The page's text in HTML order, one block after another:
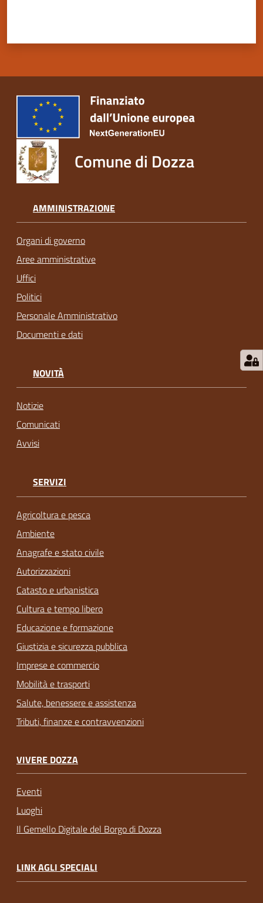
Comune di Dozza
AMMINISTRAZIONE
Organi di governo
Aree amministrative
Uffici
Politici
Personale Amministrativo
Documenti e dati
NOVITÀ
Notizie
Comunicati
Avvisi
SERVIZI
Agricoltura e pesca
Ambiente
Anagrafe e stato civile
Autorizzazioni
Catasto e urbanistica
Cultura e tempo libero
Educazione e formazione
Giustizia e sicurezza pubblica
Imprese e commercio
Mobilità e trasporti
Salute, benessere e assistenza
Tributi, finanze e contravvenzioni
VIVERE DOZZA
Eventi
Luoghi
Il Gemello Digitale del Borgo di Dozza
LINK AGLI SPECIALI